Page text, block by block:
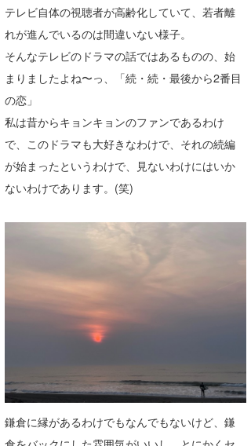
テレビ自体の視聴者が高齢化していて、若者離
れが進んでいるのは間違いない様子。
そんなテレビのドラマの話ではあるものの、始
まりましたよね〜っ、「続・続・最後から2番目
の恋」
私は昔からキョンキョンのファンであるわけ
で、このドラマも大好きなわけで、それの続編
が始まったというわけで、見ないわけにはいか
ないわけであります。(笑)
鎌倉に縁があるわけでもなんでもないけど、鎌
ライター/寄稿メディア
Core Surf Japan
Naoya Kimoto
arukasvision
DELTA FORCE SURF
熊谷素子
メディア
Colors MAGAZINE
嵯峨明日香
進士剛光
植村未来
NOBUFUKU
波伝説スタッフ
+☆maki☆+
Aichan
ECE
G◎Da